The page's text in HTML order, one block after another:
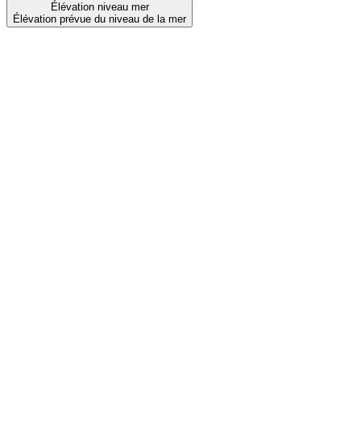
Élévation niveau mer
Élévation prévue du niveau de la mer